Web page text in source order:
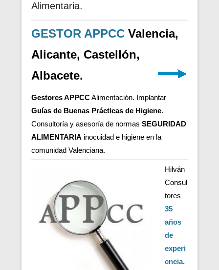
Alimentaria.
GESTOR APPCC Valencia,
Alicante, Castellón,
Albacete.
Gestores APPCCAlimentación. Implantar
Guías de Buenas Prácticas de Higiene.
Consultoría y asesoría de normas SEGURIDAD
ALIMENTARIA inocuidad e higiene en la
comunidad Valenciana.
Hilván
Consul
tores
35
años
de
experi
encia.